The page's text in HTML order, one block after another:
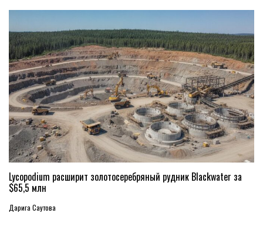
Lycopodium расширит золотосеребряный рудник Blackwater за
$65,5 млн
Дарига Саутова